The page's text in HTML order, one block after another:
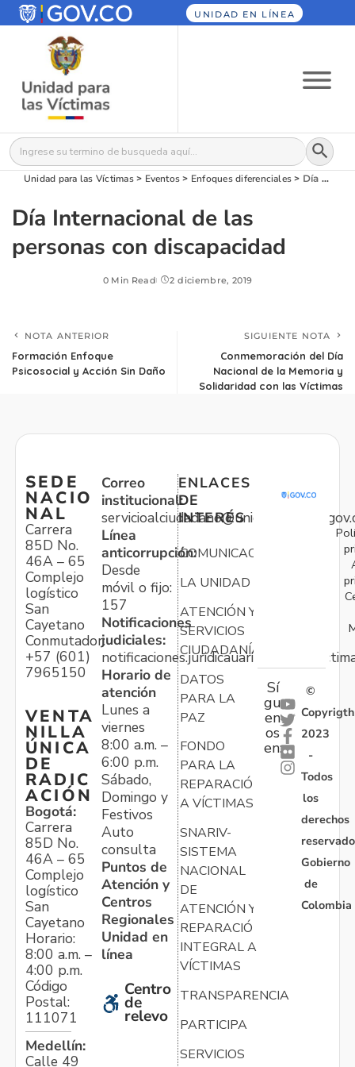
UNIDAD EN LÍNEA
Buscar: Botón
Unidad para las Víctimas> Eventos > Enfoques diferenciales > Día Internacional de las personas con discapacidad
Día Internacional de las
personas con discapacidad
0 Min Read 2 diciembre, 2019
NOTA ANTERIOR
Formación Enfoque
Psicosocial y Acción Sin Daño
SIGUIENTE NOTA
Conmemoración del Día
Nacional de la Memoria y
Solidaridad con las Víctimas
SEDE
NACIO
NAL
Carrera
85D No.
46A – 65
Complejo
logístico
San
Cayetano
Conmutador:
+57 (601)
7965150
VENTA
NILLA
ÚNICA
DE
RADIC
ACIÓN
Bogotá:
Carrera
85D No.
46A – 65
Complejo
logístico
San
Cayetano
Horario:
8:00 a.m. –
4:00 p.m.
Código
Postal:
111071
Medellín:
Calle 49
Correo
institucional:
Línea
anticorrupción:
Desde
móvil o fijo:
157
Notificaciones
judiciales:
Horario de
atención
Lunes a
viernes
8:00 a.m. –
6:00 p.m.
Sábado,
Domingo y
Festivos
Auto
consulta
Puntos de
Atención y
Centros
Regionales
Unidad en
línea
Centro
de
relevo
ENLACES
DE
INTERÉS
COMUNICACIONES
LA UNIDAD
ATENCIÓN Y
SERVICIOS
CIUDADANÍA
DATOS
PARA LA
PAZ
FONDO
PARA LA
REPARACIÓN
A VÍCTIMAS
SNARIV-
SISTEMA
NACIONAL
DE
ATENCIÓN Y
REPARACIÓN
INTEGRAL A
VÍCTIMAS
TRANSPARENCIA
PARTICIPA
SERVICIOS
Sí
gu
en
os
en:
©
Copyrigth
2023
-
Todos
los
derechos
Gobierno
de
Colombia